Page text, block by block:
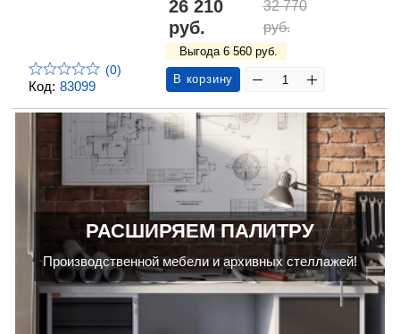
Код: 83099
(0)
26 210
руб.
32 770
руб.
Выгода 6 560 руб.
В корзину
РАСШИРЯЕМ ПАЛИТРУ
Производственной мебели и архивных стеллажей!